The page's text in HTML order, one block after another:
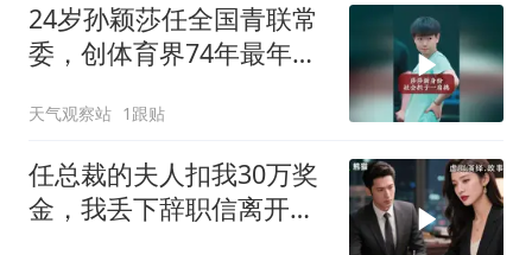
24岁孙颖莎任全国青联常
委，创体育界74年最年轻
天气观察站 1跟贴
任总裁的夫人扣我30万奖
金，我丢下辞职信离开，